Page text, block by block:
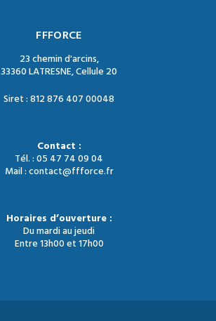
FFFORCE
23 chemin d'arcins,
33360 LATRESNE, Cellule 20
Siret : 812 876 407 00048
Contact :
Tél. : 05 47 74 09 04
Mail : contact@ffforce.fr
Horaires d’ouverture :
Du mardi au jeudi
Entre 13h00 et 17h00